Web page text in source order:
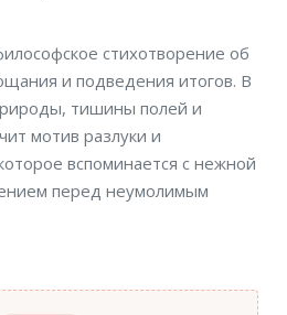
стихотворение об
и подведения итогов. В
тишины полей и
мотив разлуки и
вспоминается с нежной
перед неумолимым